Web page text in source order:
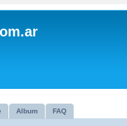
Album FAQ